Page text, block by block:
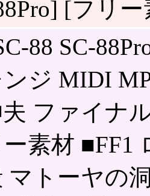
[フリ
88 SC-
ンジ MIDI
ファイナ
素材 ■FF1
マトーヤの